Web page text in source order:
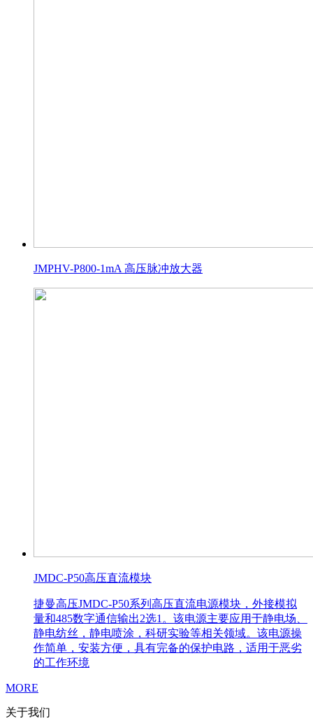
JMPHV-P800-1mA 高压脉冲放大器
JMDC-P50高压直流模块
捷曼高压JMDC-P50系列高压直流电源模块，外接模拟
量和485数字通信输出2选1。该电源主要应用于静电场、
静电纺丝，静电喷涂，科研实验等相关领域。该电源操
作简单，安装方便，具有完备的保护电路，适用于恶劣
的工作环境
MORE
关于我们